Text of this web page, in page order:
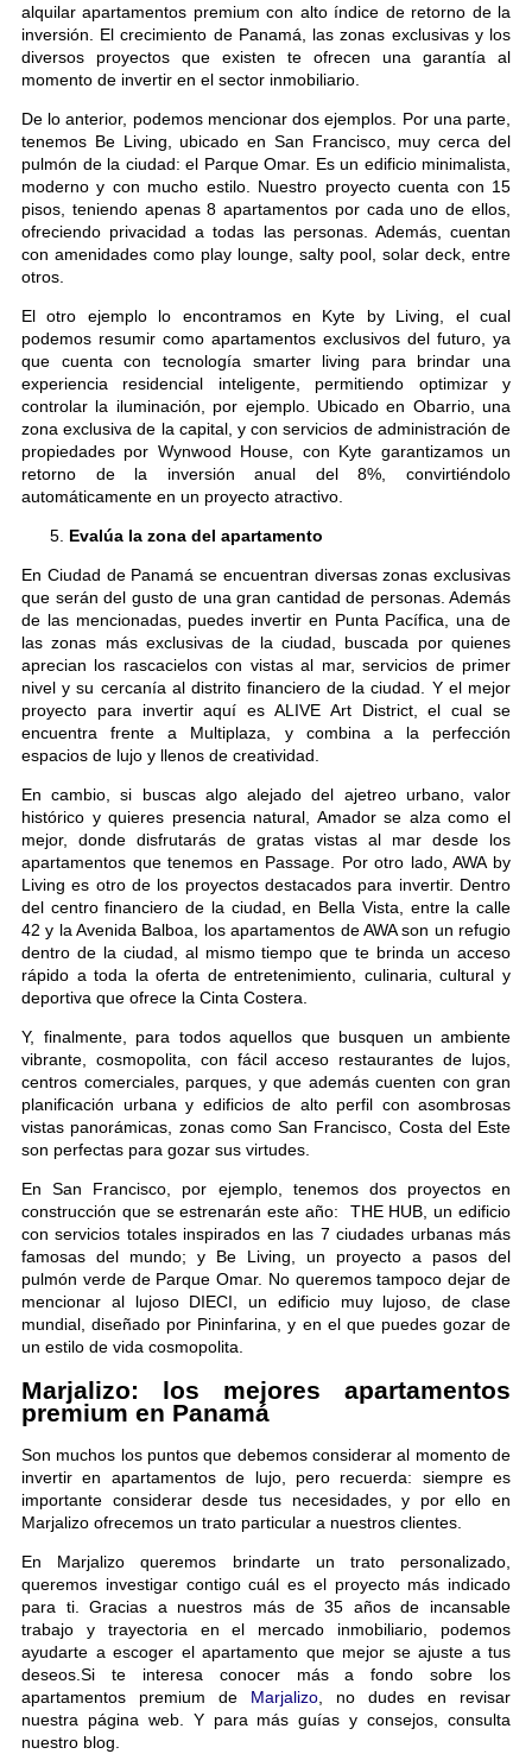
alquilar apartamentos premium con alto índice de retorno de la
inversión. El crecimiento de Panamá, las zonas exclusivas y los
diversos proyectos que existen te ofrecen una garantía al
momento de invertir en el sector inmobiliario.
De lo anterior, podemos mencionar dos ejemplos. Por una parte,
tenemos Be Living, ubicado en San Francisco, muy cerca del
pulmón de la ciudad: el Parque Omar. Es un edificio minimalista,
moderno y con mucho estilo. Nuestro proyecto cuenta con 15
pisos, teniendo apenas 8 apartamentos por cada uno de ellos,
ofreciendo privacidad a todas las personas. Además, cuentan
con amenidades como play lounge, salty pool, solar deck, entre
otros.
El otro ejemplo lo encontramos en Kyte by Living, el cual
podemos resumir como apartamentos exclusivos del futuro, ya
que cuenta con tecnología smarter living para brindar una
experiencia residencial inteligente, permitiendo optimizar y
controlar la iluminación, por ejemplo. Ubicado en Obarrio, una
zona exclusiva de la capital, y con servicios de administración de
propiedades por Wynwood House, con Kyte garantizamos un
retorno de la inversión anual del 8%, convirtiéndolo
automáticamente en un proyecto atractivo.
Evalúa la zona del apartamento
En Ciudad de Panamá se encuentran diversas zonas exclusivas
que serán del gusto de una gran cantidad de personas. Además
de las mencionadas, puedes invertir en Punta Pacífica, una de
las zonas más exclusivas de la ciudad, buscada por quienes
aprecian los rascacielos con vistas al mar, servicios de primer
nivel y su cercanía al distrito financiero de la ciudad. Y el mejor
proyecto para invertir aquí es ALIVE Art District, el cual se
encuentra frente a Multiplaza, y combina a la perfección
espacios de lujo y llenos de creatividad.
En cambio, si buscas algo alejado del ajetreo urbano, valor
histórico y quieres presencia natural, Amador se alza como el
mejor, donde disfrutarás de gratas vistas al mar desde los
apartamentos que tenemos en Passage. Por otro lado, AWA by
Living es otro de los proyectos destacados para invertir. Dentro
del centro financiero de la ciudad, en Bella Vista, entre la calle
42 y la Avenida Balboa, los apartamentos de AWA son un refugio
dentro de la ciudad, al mismo tiempo que te brinda un acceso
rápido a toda la oferta de entretenimiento, culinaria, cultural y
deportiva que ofrece la Cinta Costera.
Y, finalmente, para todos aquellos que busquen un ambiente
vibrante, cosmopolita, con fácil acceso restaurantes de lujos,
centros comerciales, parques, y que además cuenten con gran
planificación urbana y edificios de alto perfil con asombrosas
vistas panorámicas, zonas como San Francisco, Costa del Este
son perfectas para gozar sus virtudes.
En San Francisco, por ejemplo, tenemos dos proyectos en
construcción que se estrenarán este año: THE HUB, un edificio
con servicios totales inspirados en las 7 ciudades urbanas más
famosas del mundo; y Be Living, un proyecto a pasos del
pulmón verde de Parque Omar. No queremos tampoco dejar de
mencionar al lujoso DIECI, un edificio muy lujoso, de clase
mundial, diseñado por Pininfarina, y en el que puedes gozar de
un estilo de vida cosmopolita.
Marjalizo: los mejores apartamentos
premium en Panamá
Son muchos los puntos que debemos considerar al momento de
invertir en apartamentos de lujo, pero recuerda: siempre es
importante considerar desde tus necesidades, y por ello en
Marjalizo ofrecemos un trato particular a nuestros clientes.
En Marjalizo queremos brindarte un trato personalizado,
queremos investigar contigo cuál es el proyecto más indicado
para ti. Gracias a nuestros más de 35 años de incansable
trabajo y trayectoria en el mercado inmobiliario, podemos
ayudarte a escoger el apartamento que mejor se ajuste a tus
deseos.Si te interesa conocer más a fondo sobre los
apartamentos premium de Marjalizo, no dudes en revisar
nuestra página web. Y para más guías y consejos, consulta
nuestro blog.